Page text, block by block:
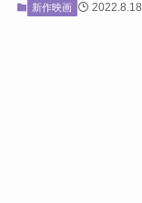
新作映画 2022.8.18